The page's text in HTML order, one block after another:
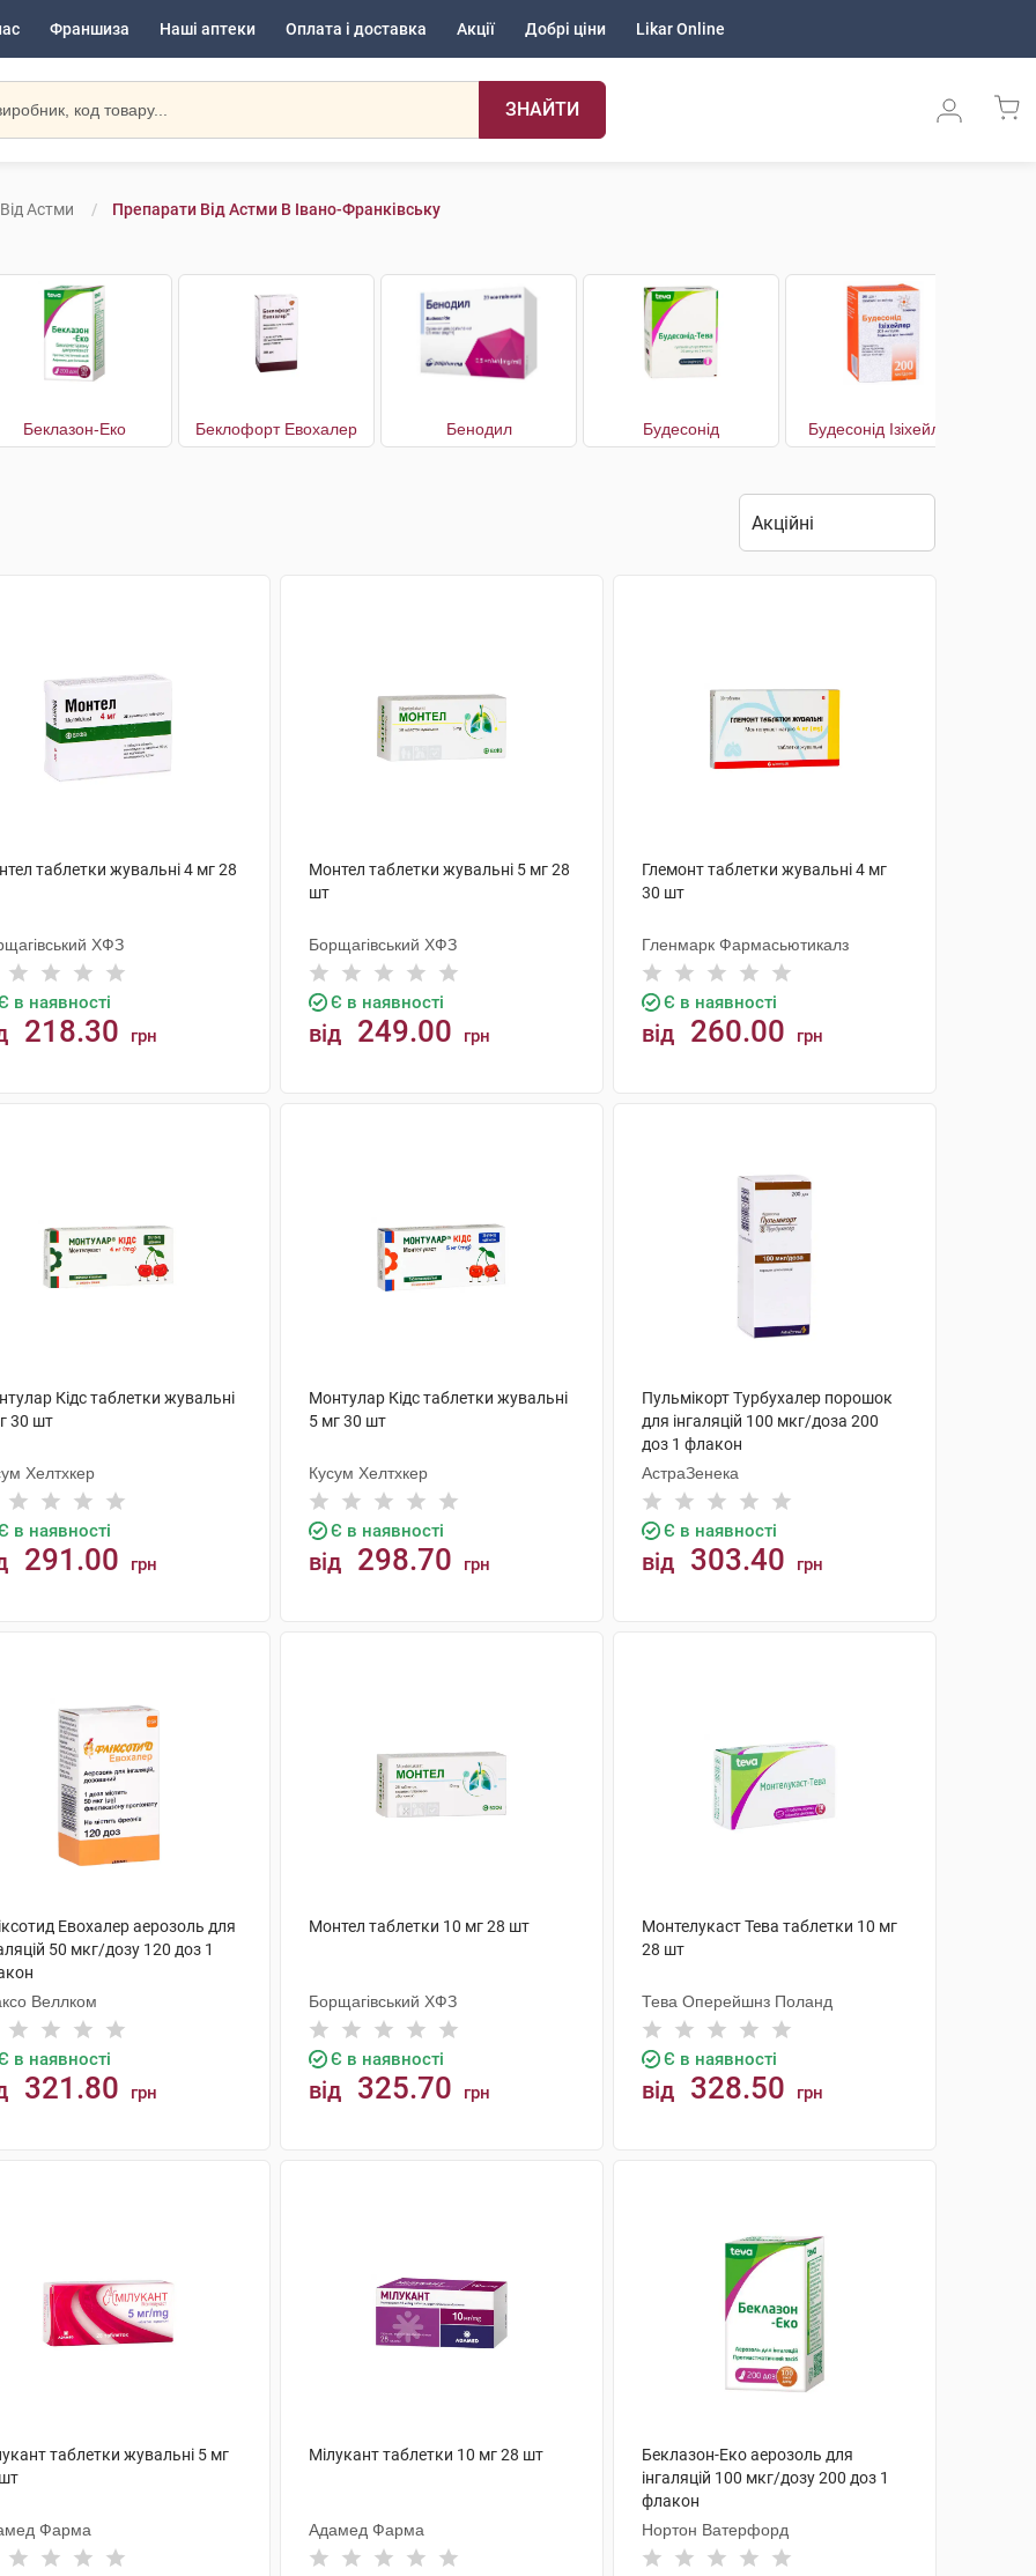
Франшиза Наші аптеки Оплата і доставка Акції Добрі ціни Likar Online
ЗНАЙТИ
Астми Препарати Від Астми В Івано-Франківську
Беклазон-Еко Беклофорт Евохалер Бенодил Будесонід Будесонід Ізіхейлер
таблетки жувальні 4 мг 28
ХФЗ
в наявності
218.30 грн
Монтел таблетки жувальні 5 мг 28
шт
Борщагівський ХФЗ
Є в наявності
від 249.00 грн
Глемонт таблетки жувальні 4 мг
30 шт
Гленмарк Фармасьютикалз
Є в наявності
від 260.00 грн
Кідс таблетки жувальні
30 шт
Хелтхкер
в наявності
291.00 грн
Монтулар Кідс таблетки жувальні
5 мг 30 шт
Кусум Хелтхкер
Є в наявності
від 298.70 грн
Пульмікорт Турбухалер порошок
для інгаляцій 100 мкг/доза 200
доз 1 флакон
АстраЗенека
Є в наявності
від 303.40 грн
Евохалер аерозоль для
50 мкг/дозу 120 доз 1
Веллком
в наявності
321.80 грн
Монтел таблетки 10 мг 28 шт
Борщагівський ХФЗ
Є в наявності
від 325.70 грн
Монтелукаст Тева таблетки 10 мг
28 шт
Тева Оперейшнз Поланд
Є в наявності
від 328.50 грн
таблетки жувальні 5 мг
Фарма
Мілукант таблетки 10 мг 28 шт
Адамед Фарма
Беклазон-Еко аерозоль для
інгаляцій 100 мкг/дозу 200 доз 1
флакон
Нортон Ватерфорд